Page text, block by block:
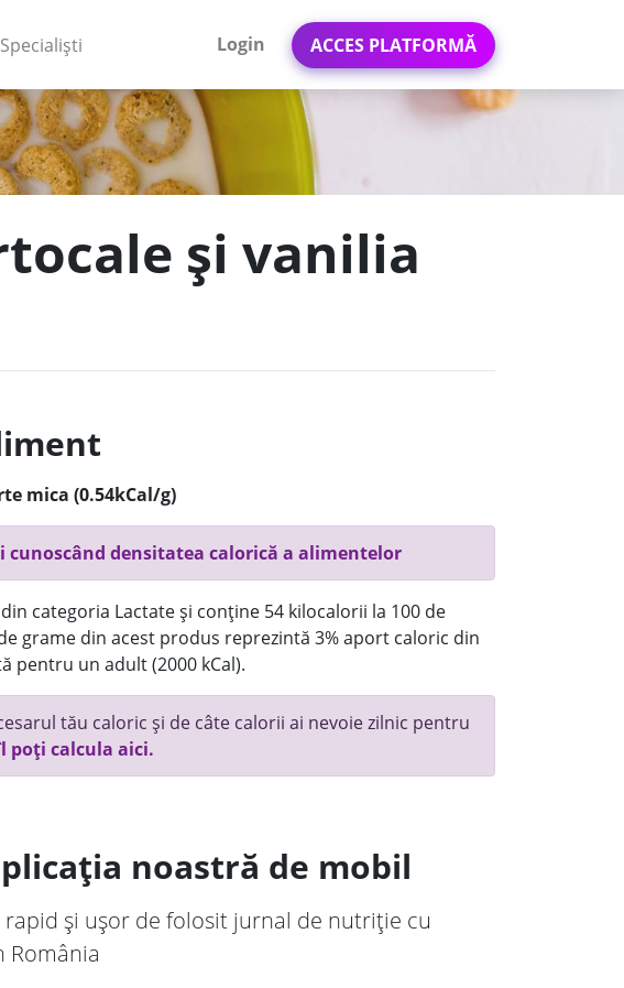
Specialiști Login ACCES PLATFORMĂ
și vanilia
mica (0.54kCal/g)
cunoscând densitatea calorică a alimentelor
categoria Lactate și conține 54 kilocalorii la 100 de
grame din acest produs reprezintă 3% aport caloric din
pentru un adult (2000 kCal).
tău caloric și de câte calorii ai nevoie zilnic pentru
poți calcula aici.
noastră de mobil
rapid și ușor de folosit jurnal de nutriție cu
România